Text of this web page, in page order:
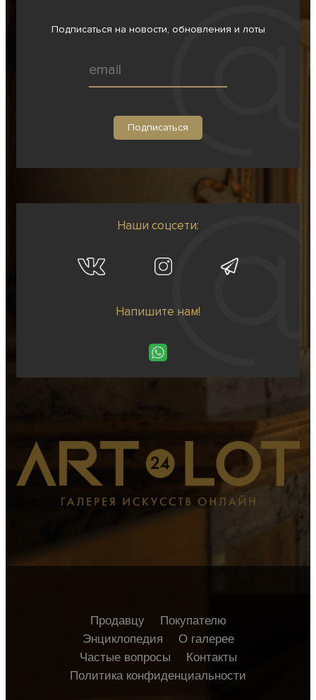
Подписаться на новости, обновления и лоты
Наши соцсети:
Напишите нам!
Продавцу
Покупателю
Энциклопедия
О галерее
Частые вопросы
Контакты
Политика конфиденциальности